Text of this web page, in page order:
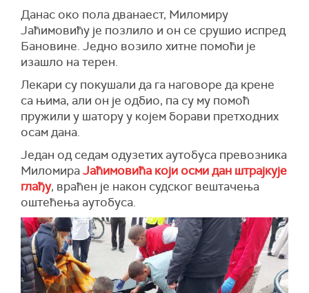
Данас око пола дванаест, Миломиру
Јаћимовићу је позлило и он се срушио испред
Бановине. Једно возило хитне помоћи је
изашло на терен.
Лекари су покушали да га наговоре да крене
са њима, али он је одбио, па су му помоћ
пружили у шатору у којем борави претходних
осам дана.
Један од седам одузетих аутобуса превозника
МиломираЈаћимовића који осми дан штрајкује
глађу, враћен је након судског вештачења
оштећења аутобуса.